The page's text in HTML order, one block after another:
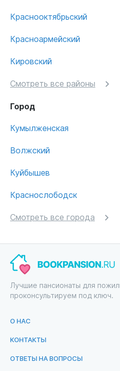
Краснооктябрьский
Красноармейский
Кировский
Смотреть все районы
Город
Кумылженская
Волжский
Куйбышев
Краснослободск
Смотреть все города
Лучшие пансионаты для
проконсультируем под ключ.
О НАС
КОНТАКТЫ
ОТВЕТЫ НА ВОПРОСЫ